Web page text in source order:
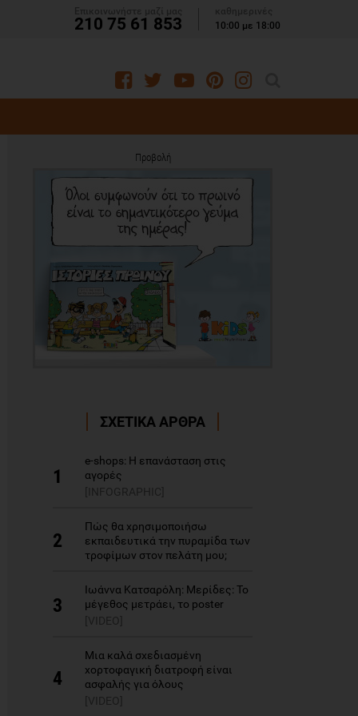
210 75 61 853
10:00 με 18:00
ΣΧΕΤΙΚΑ ΑΡΘΡΑ
1
e-shops: H επανάσταση στις
αγορές
[INFOGRAPHIC]
2
Πώς θα χρησιμοποιήσω
εκπαιδευτικά την πυραμίδα των
τροφίμων στον πελάτη μου;
3
Ιωάννα Κατσαρόλη: Μερίδες: Το
μέγεθος μετράει, το poster
[VIDEO]
4
Μια καλά σχεδιασμένη
χορτοφαγική διατροφή είναι
ασφαλής για όλους
[VIDEO]
Προβολή